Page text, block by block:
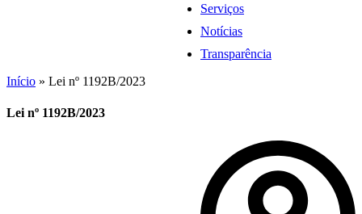
Serviços
Notícias
Transparência
Início » Lei nº 1192B/2023
Lei nº 1192B/2023